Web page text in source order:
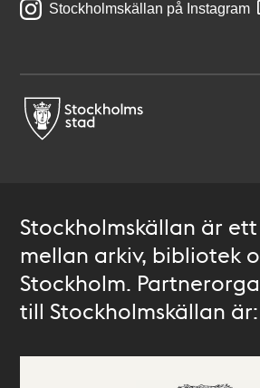
Stockholmskällan på Instagram
Stockholmskällan är
mellan arkiv, bibliotek
Stockholm.
till Stockholmskällan är: